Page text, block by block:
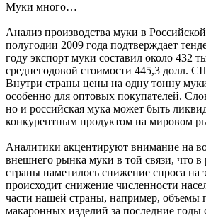
Муки много…
Анализ производства муки в
полугодии 2009 года подтверждает
году экспорт муки составил около 432
среднегодовой стоимости 445,3 долл.
Внутри страны цены на одну тонну
особенно для оптовых покупателей.
но и российская мука может быть
конкурентным продуктом на мировом
Аналитики акцентируют внимание на
внешнего рынка муки в той связи, что в
страны наметилось снижение спроса на
происходит снижение численности
части нашей страны, например, объемы
макаронных изделий за последние годы